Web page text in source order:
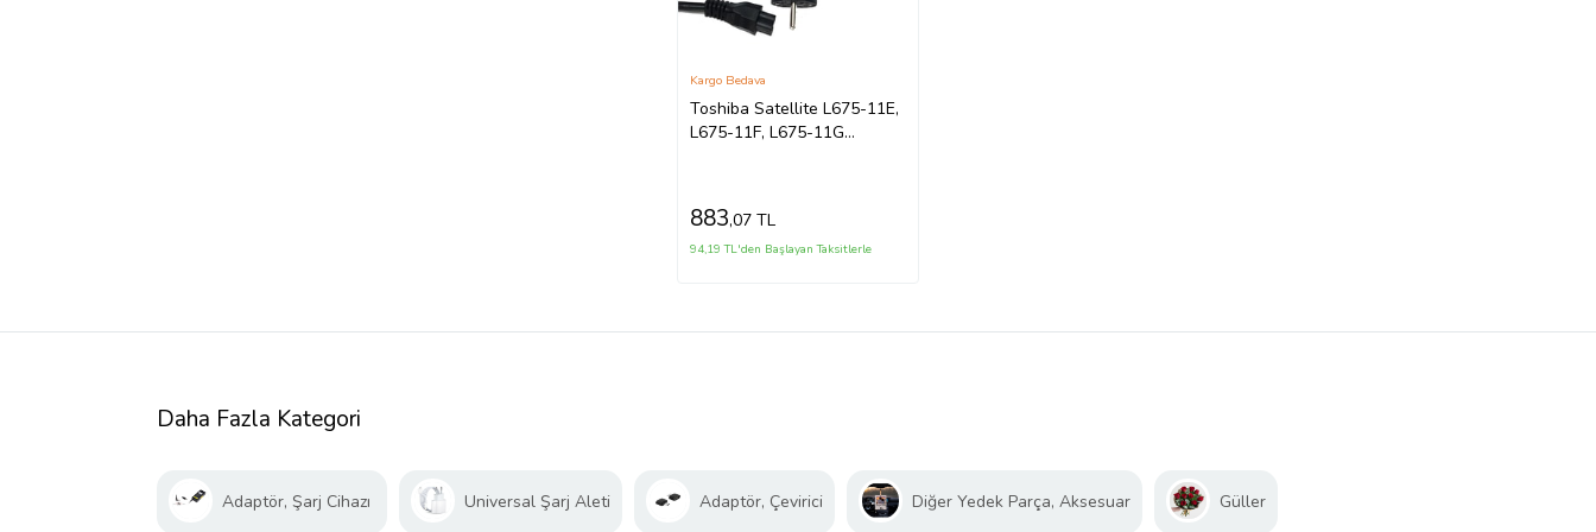
Toshiba Satellite L675-11E,
L675-11F, L675-11G
Kargo Bedava
883,07 TL
94,19 TL'den Başlayan Taksitlerle
Daha Fazla Kategori
Adaptör, Şarj Cihazı Universal Şarj Aleti Adaptör, Çevirici Diğer Yedek Parça, Aksesuar Güller